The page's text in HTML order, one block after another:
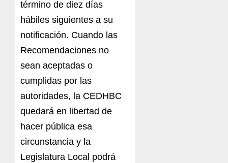
término de diez días
hábiles siguientes a su
notificación. Cuando las
Recomendaciones no
sean aceptadas o
cumplidas por las
autoridades, la CEDHBC
quedará en libertad de
hacer pública esa
circunstancia y la
Legislatura Local podrá